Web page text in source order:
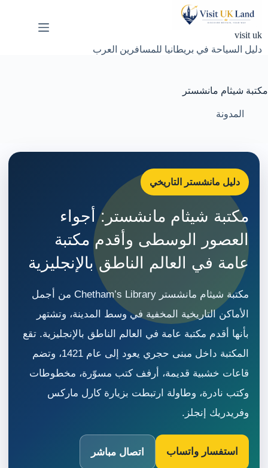
visit uk
دليل السياحة في بريطانيا للمسافرين العرب
مكتبة شيثام مانشستر
المدونة
دليل مانشستر التاريخي
مكتبة شيثام مانشستر: أجواء
العصور الوسطى وأقدم مكتبة
عامة في العالم الناطق بالإنجليزية
مكتبة شيثام مانشستر Chetham’s Library من أجمل
الأماكن التاريخية المخفية في وسط المدينة، وتشتهر
بأنها أقدم مكتبة عامة في العالم الناطق بالإنجليزية. تقع
المكتبة داخل مبنى حجري يعود إلى عام 1421، وتضم
قاعات خشبية قديمة، أرفف كتب مسوّرة، مخطوطات
وكتب نادرة، وطاولة ارتبطت بزيارة كارل ماركس
وفريدريك إنجلز.
استفسار واتساب اتصال مباشر